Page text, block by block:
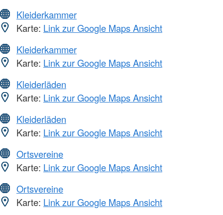
Kleiderkammer
Karte: Link zur Google Maps Ansicht
Kleiderkammer
Karte: Link zur Google Maps Ansicht
Kleiderläden
Karte: Link zur Google Maps Ansicht
Kleiderläden
Karte: Link zur Google Maps Ansicht
Ortsvereine
Karte: Link zur Google Maps Ansicht
Ortsvereine
Karte: Link zur Google Maps Ansicht